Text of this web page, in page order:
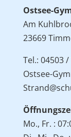
Ostsee-
Am
23669
Tel.: 04503
Ostsee-
Mo., Fr. :